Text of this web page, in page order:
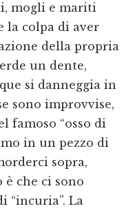
mogli e mariti
la colpa di aver
della propria
un dente,
si danneggia in
sono improvvise,
famoso “osso di
in un pezzo di
sopra,
è che ci sono
“incuria”. La